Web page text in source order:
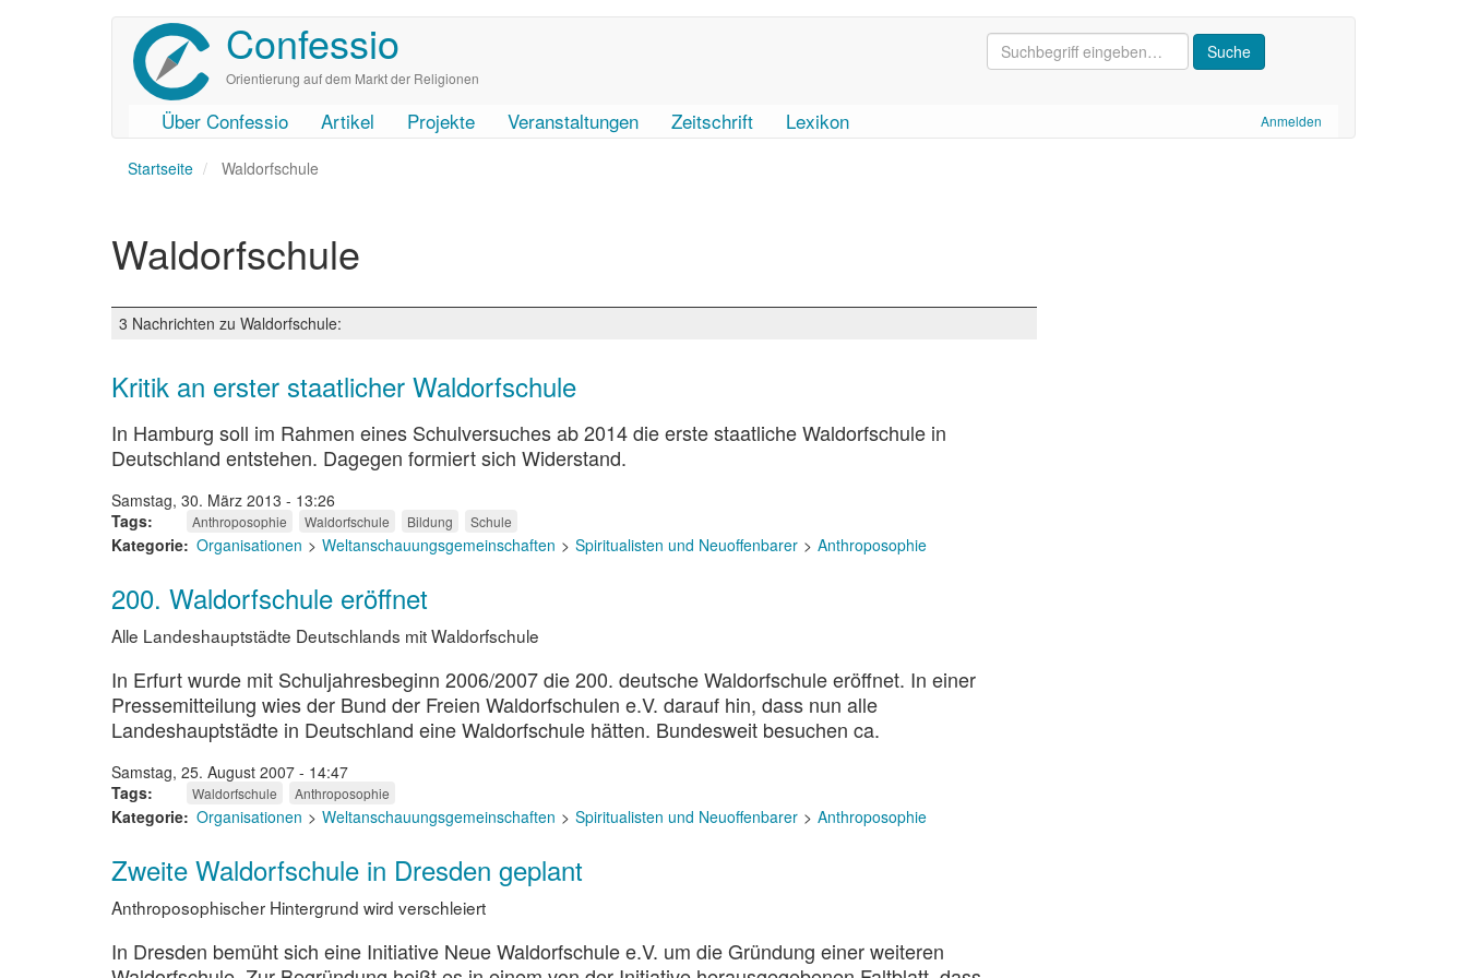
Confessio
Orientierung auf dem Markt der Religionen
User
account
Anmelden
Main
navigation
Über Confessio Artikel Projekte Veranstaltungen Zeitschrift Lexikon
Startseite Waldorfschule
Waldorfschule
3 Nachrichten zu Waldorfschule:
Kritik an erster staatlicher Waldorfschule
In Hamburg soll im Rahmen eines Schulversuches ab 2014 die erste staatliche Waldorfschule in
Deutschland entstehen. Dagegen formiert sich Widerstand.
Samstag, 30. März 2013 - 13:26
Tags
Anthroposophie Waldorfschule Bildung Schule
Kategorie Organisationen Weltanschauungsgemeinschaften Spiritualisten und Neuoffenbarer Anthroposophie
200. Waldorfschule eröffnet
Alle Landeshauptstädte Deutschlands mit Waldorfschule
In Erfurt wurde mit Schuljahresbeginn 2006/2007 die 200. deutsche Waldorfschule eröffnet. In einer
Pressemitteilung wies der Bund der Freien Waldorfschulen e.V. darauf hin, dass nun alle
Landeshauptstädte in Deutschland eine Waldorfschule hätten. Bundesweit besuchen ca.
Samstag, 25. August 2007 - 14:47
Tags
Waldorfschule Anthroposophie
Kategorie Organisationen Weltanschauungsgemeinschaften Spiritualisten und Neuoffenbarer Anthroposophie
Zweite Waldorfschule in Dresden geplant
Anthroposophischer Hintergrund wird verschleiert
In Dresden bemüht sich eine Initiative Neue Waldorfschule e.V. um die Gründung einer weiteren